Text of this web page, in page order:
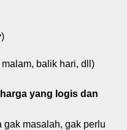
balik hari, dll)
yang logis dan
gak masalah, gak perlu